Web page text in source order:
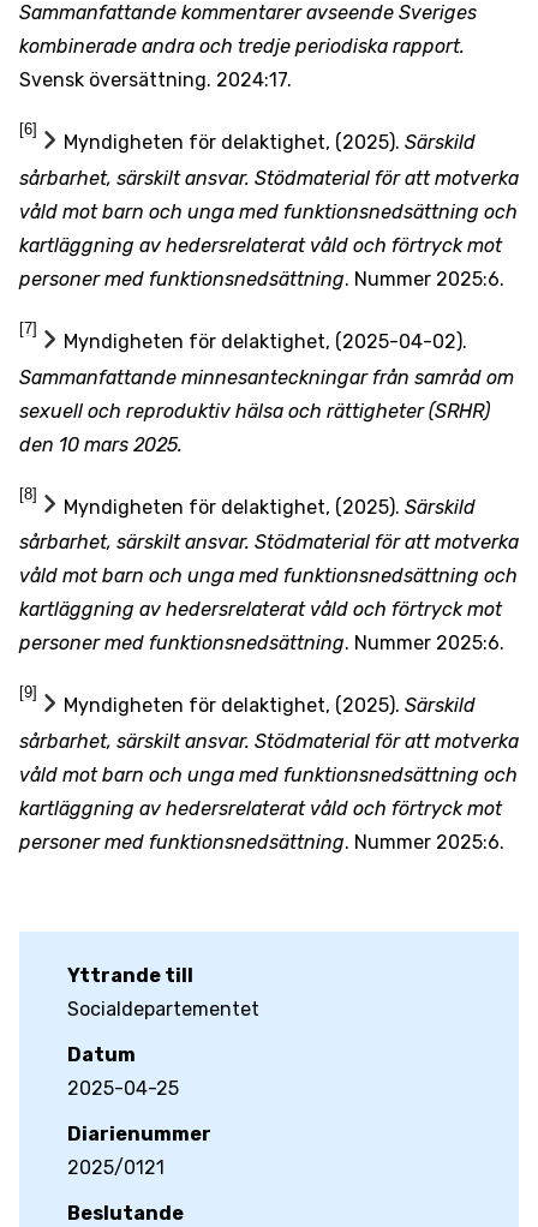
Sammanfattande kommentarer avseende Sveriges
kombinerade andra och tredje periodiska rapport.
Svensk översättning. 2024:17.
[6]
Myndigheten för delaktighet, (2025). Särskild
sårbarhet, särskilt ansvar. Stödmaterial för att motverka
våld mot barn och unga med funktionsnedsättning och
kartläggning av hedersrelaterat våld och förtryck mot
personer med funktionsnedsättning. Nummer 2025:6.
[7]
Myndigheten för delaktighet, (2025-04-02).
Sammanfattande minnesanteckningar från samråd om
sexuell och reproduktiv hälsa och rättigheter (SRHR)
den 10 mars 2025.
[8]
Myndigheten för delaktighet, (2025). Särskild
sårbarhet, särskilt ansvar. Stödmaterial för att motverka
våld mot barn och unga med funktionsnedsättning och
kartläggning av hedersrelaterat våld och förtryck mot
personer med funktionsnedsättning. Nummer 2025:6.
[9]
Myndigheten för delaktighet, (2025). Särskild
sårbarhet, särskilt ansvar. Stödmaterial för att motverka
våld mot barn och unga med funktionsnedsättning och
kartläggning av hedersrelaterat våld och förtryck mot
personer med funktionsnedsättning. Nummer 2025:6.
Yttrande till
Socialdepartementet
Datum
2025-04-25
Diarienummer
2025/0121
Beslutande